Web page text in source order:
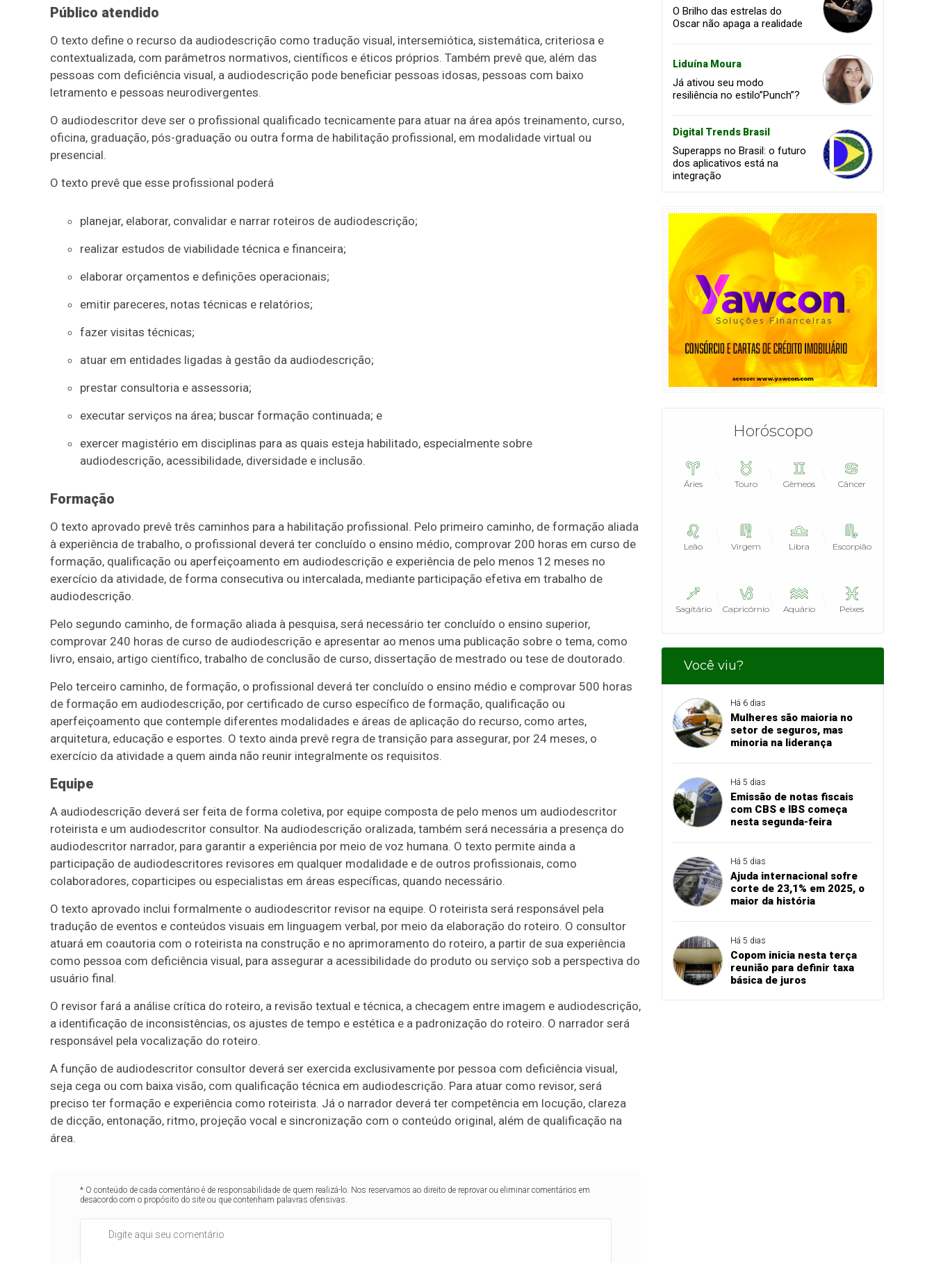
Público atendido
O texto define o recurso da audiodescrição como tradução visual, intersemiótica, sistemática, criteriosa e
contextualizada, com parâmetros normativos, científicos e éticos próprios. Também prevê que, além das
pessoas com deficiência visual, a audiodescrição pode beneficiar pessoas idosas, pessoas com baixo
letramento e pessoas neurodivergentes.
O audiodescritor deve ser o profissional qualificado tecnicamente para atuar na área após treinamento, curso,
oficina, graduação, pós-graduação ou outra forma de habilitação profissional, em modalidade virtual ou
presencial.
O texto prevê que esse profissional poderá
planejar, elaborar, convalidar e narrar roteiros de audiodescrição;
realizar estudos de viabilidade técnica e financeira;
elaborar orçamentos e definições operacionais;
emitir pareceres, notas técnicas e relatórios;
fazer visitas técnicas;
atuar em entidades ligadas à gestão da audiodescrição;
prestar consultoria e assessoria;
executar serviços na área; buscar formação continuada; e
exercer magistério em disciplinas para as quais esteja habilitado, especialmente sobre
audiodescrição, acessibilidade, diversidade e inclusão.
Formação
O texto aprovado prevê três caminhos para a habilitação profissional. Pelo primeiro caminho, de formação aliada
à experiência de trabalho, o profissional deverá ter concluído o ensino médio, comprovar 200 horas em curso de
formação, qualificação ou aperfeiçoamento em audiodescrição e experiência de pelo menos 12 meses no
exercício da atividade, de forma consecutiva ou intercalada, mediante participação efetiva em trabalho de
audiodescrição.
Pelo segundo caminho, de formação aliada à pesquisa, será necessário ter concluído o ensino superior,
comprovar 240 horas de curso de audiodescrição e apresentar ao menos uma publicação sobre o tema, como
livro, ensaio, artigo científico, trabalho de conclusão de curso, dissertação de mestrado ou tese de doutorado.
Pelo terceiro caminho, de formação, o profissional deverá ter concluído o ensino médio e comprovar 500 horas
de formação em audiodescrição, por certificado de curso específico de formação, qualificação ou
aperfeiçoamento que contemple diferentes modalidades e áreas de aplicação do recurso, como artes,
arquitetura, educação e esportes. O texto ainda prevê regra de transição para assegurar, por 24 meses, o
exercício da atividade a quem ainda não reunir integralmente os requisitos.
Equipe
A audiodescrição deverá ser feita de forma coletiva, por equipe composta de pelo menos um audiodescritor
roteirista e um audiodescritor consultor. Na audiodescrição oralizada, também será necessária a presença do
audiodescritor narrador, para garantir a experiência por meio de voz humana. O texto permite ainda a
participação de audiodescritores revisores em qualquer modalidade e de outros profissionais, como
colaboradores, coparticipes ou especialistas em áreas específicas, quando necessário.
O texto aprovado inclui formalmente o audiodescritor revisor na equipe. O roteirista será responsável pela
tradução de eventos e conteúdos visuais em linguagem verbal, por meio da elaboração do roteiro. O consultor
atuará em coautoria com o roteirista na construção e no aprimoramento do roteiro, a partir de sua experiência
como pessoa com deficiência visual, para assegurar a acessibilidade do produto ou serviço sob a perspectiva do
usuário final.
O revisor fará a análise crítica do roteiro, a revisão textual e técnica, a checagem entre imagem e audiodescrição,
a identificação de inconsistências, os ajustes de tempo e estética e a padronização do roteiro. O narrador será
responsável pela vocalização do roteiro.
A função de audiodescritor consultor deverá ser exercida exclusivamente por pessoa com deficiência visual,
seja cega ou com baixa visão, com qualificação técnica em audiodescrição. Para atuar como revisor, será
preciso ter formação e experiência como roteirista. Já o narrador deverá ter competência em locução, clareza
de dicção, entonação, ritmo, projeção vocal e sincronização com o conteúdo original, além de qualificação na
área.
* O conteúdo de cada comentário é de responsabilidade de quem realizá-lo. Nos reservamos ao direito de reprovar ou eliminar comentários em
desacordo com o propósito do site ou que contenham palavras ofensivas.
O Brilho das estrelas do
Oscar não apaga a realidade
Liduína Moura
Já ativou seu modo
resiliência no estilo”Punch”?
Digital Trends Brasil
Superapps no Brasil: o futuro
dos aplicativos está na
integração
Horóscopo
Áries Touro Gêmeos Câncer
Leão Virgem Libra Escorpião
Sagitário Capricórnio Aquário Peixes
Você viu?
Há 6 dias
Mulheres são maioria no
setor de seguros, mas
minoria na liderança
Há 5 dias
Emissão de notas fiscais
com CBS e IBS começa
nesta segunda-feira
Há 5 dias
Ajuda internacional sofre
corte de 23,1% em 2025, o
maior da história
Há 5 dias
Copom inicia nesta terça
reunião para definir taxa
básica de juros